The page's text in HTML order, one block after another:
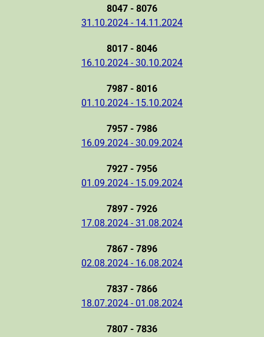
8047 - 8076
31.10.2024 - 14.11.2024
8017 - 8046
16.10.2024 - 30.10.2024
7987 - 8016
01.10.2024 - 15.10.2024
7957 - 7986
16.09.2024 - 30.09.2024
7927 - 7956
01.09.2024 - 15.09.2024
7897 - 7926
17.08.2024 - 31.08.2024
7867 - 7896
02.08.2024 - 16.08.2024
7837 - 7866
18.07.2024 - 01.08.2024
7807 - 7836